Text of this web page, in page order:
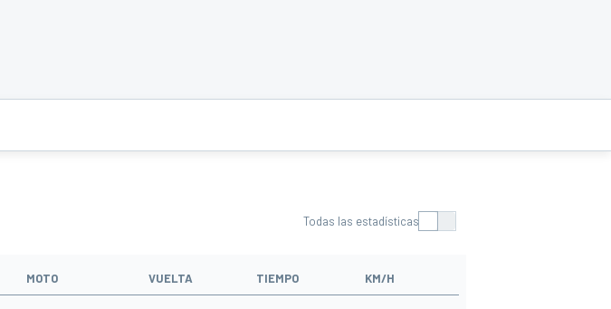
Todas las estadísticas
MOTO VUELTA TIEMPO KM/H